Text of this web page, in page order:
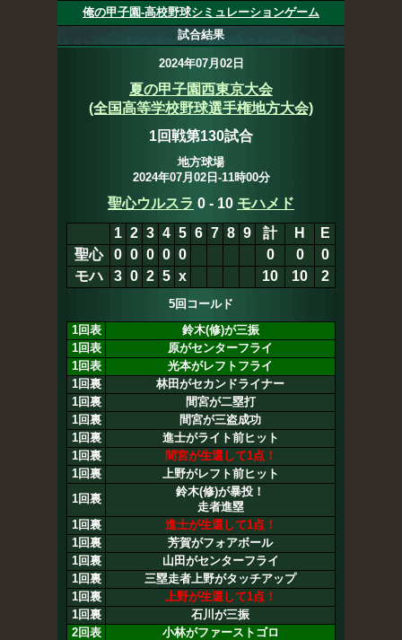
俺の甲子園-高校野球シミュレーションゲーム
試合結果
2024年07月02日
夏の甲子園西東京大会
(全国高等学校野球選手権地方大会)
1回戦第130試合
地方球場
2024年07月02日-11時00分
聖心ウルスラ 0 - 10 モハメド
1 2 3 4 5 6 7 8 9 計 H
E
聖心
0 0 0 0 0 0 0
0
モハ
3 0 2 5 x 10 10 2
5回コールド
1回表
鈴木(修)が三振
1回表
原がセンターフライ
1回表
光本がレフトフライ
1回裏
林田がセカンドライナー
1回裏
間宮が二塁打
1回裏
間宮が三盗成功
1回裏
進士がライト前ヒット
1回裏
間宮が生還して1点！
1回裏
上野がレフト前ヒット
1回裏
鈴木(修)が暴投！
走者進塁
1回裏
進士が生還して1点！
1回裏
芳賀がフォアボール
1回裏
山田がセンターフライ
1回裏
三塁走者上野がタッチアップ
1回裏
上野が生還して1点！
1回裏
石川が三振
2回表
小林がファーストゴロ